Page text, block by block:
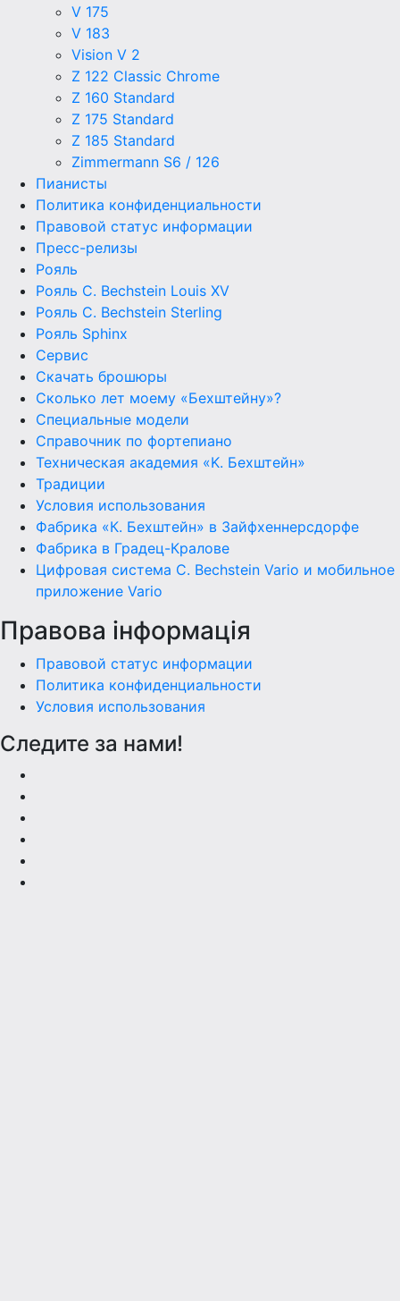
V 175
V 183
Vision V 2
Z 122 Classic Chrome
Z 160 Standard
Z 175 Standard
Z 185 Standard
Zimmermann S6 / 126
Пианисты
Политика конфиденциальности
Правовой статус информации
Пресс-релизы
Рояль
Рояль C. Bechstein Louis XV
Рояль C. Bechstein Sterling
Рояль Sphinx
Сервис
Скачать брошюры
Сколько лет моему «Бехштейну»?
Специальные модели
Справочник по фортепиано
Техническая академия «K. Бехштейн»
Традиции
Условия использования
Фабрика «К. Бехштейн» в Зайфхеннерсдорфе
Фабрика в Градец-Кралове
Цифровая система C. Bechstein Vario и мобильное
приложение Vario
Правова інформація
Правовой статус информации
Политика конфиденциальности
Условия использования
Следите за нами!